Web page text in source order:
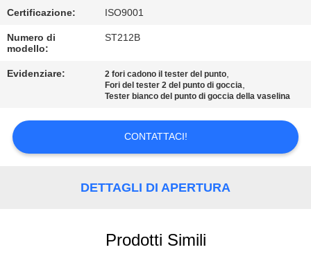
CONTATTICI
RICHIEDA
UNA
CITAZIONE
MAPPA
Certificazione: ISO9001
Numero di
modello:
ST212B
Evidenziare: 2 fori cadono il tester del punto,
Fori del tester 2 del punto di goccia,
Tester bianco del punto di goccia della vaselina
CONTATTACI!
DETTAGLI DI APERTURA
Prodotti Simili